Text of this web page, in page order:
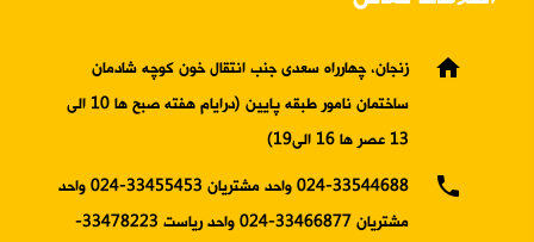
home
زنجان، چهارراه سعدی جنب انتقال خون کوچه شادمان
ساختمان نامور طبقه پایین (درایام هفته صبح ها 10 الی
13 عصر ها 16 الی19)
phone
024-33544688 واحد مشتریان 33455453-024 واحد
مشتریان 33466877-024 واحد ریاست 33478223-